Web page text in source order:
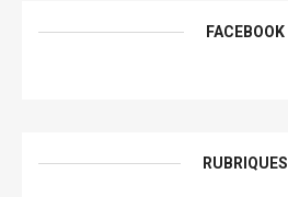
FACEBOOK
RUBRIQUES